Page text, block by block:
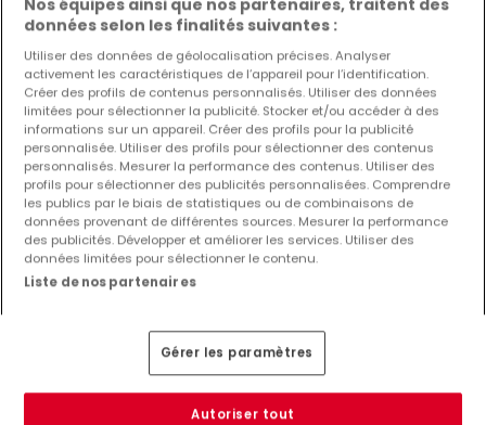
Appartement 6 pièces à louer àMetz-Gare
1 750 €
Nos équipes ainsi que nos partenaires, traitent des
données selon les finalités suivantes :
Utiliser des données de géolocalisation précises. Analyser
activement les caractéristiques de l’appareil pour l’identification.
Créer des profils de contenus personnalisés. Utiliser des données
limitées pour sélectionner la publicité. Stocker et/ou accéder à des
informations sur un appareil. Créer des profils pour la publicité
personnalisée. Utiliser des profils pour sélectionner des contenus
personnalisés. Mesurer la performance des contenus. Utiliser des
profils pour sélectionner des publicités personnalisées. Comprendre
les publics par le biais de statistiques ou de combinaisons de
données provenant de différentes sources. Mesurer la performance
des publicités. Développer et améliorer les services. Utiliser des
données limitées pour sélectionner le contenu.
Liste de nos partenaires
Gérer les paramètres
Autoriser tout